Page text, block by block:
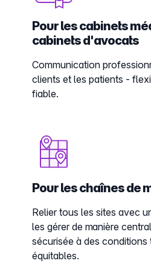
Pour les cabinets
cabinets d'avocats
Communication
clients et les patients -
fiable.
Pour les chaînes de
Relier tous les sites avec
les gérer de manière
sécurisée à des conditions
équitables.